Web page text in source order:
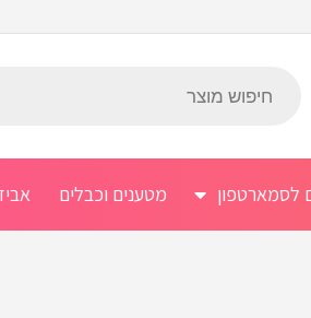
לסמארטפון מטענים וכבלים